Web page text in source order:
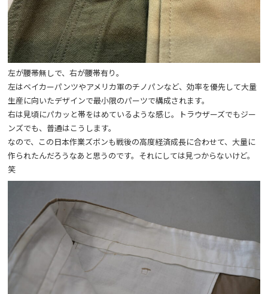
左が腰帯無しで、右が腰帯有り。
左はベイカーパンツやアメリカ軍のチノパンなど、効率を優先して大量
生産に向いたデザインで最小限のパーツで構成されます。
右は見頃にパカッと帯をはめているような感じ。トラウザーズでもジー
ンズでも、普通はこうします。
なので、この日本作業ズボンも戦後の高度経済成長に合わせて、大量に
作られたんだろうなあと思うのです。それにしては見つからないけど。
笑